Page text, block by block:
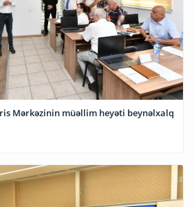
Mərkəzinin müəllim heyəti beynəlxalq